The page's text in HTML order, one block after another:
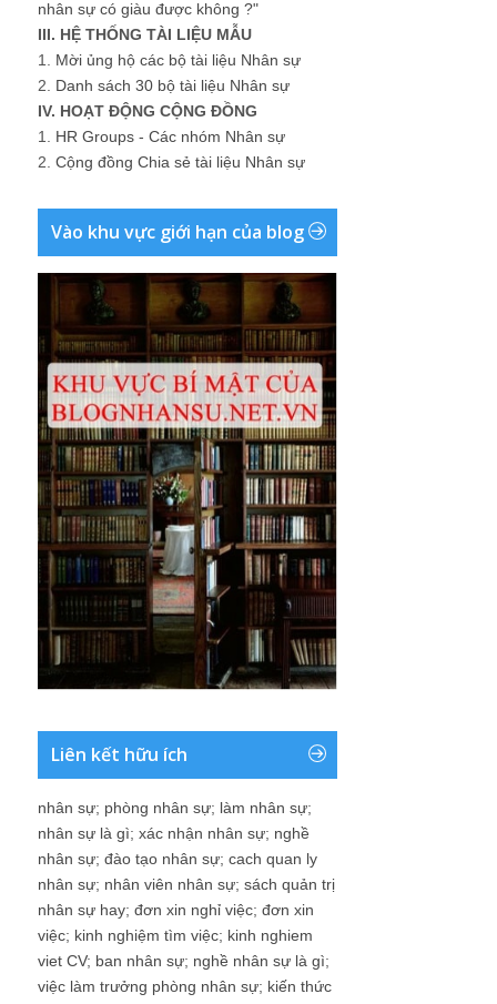
nhân sự có giàu được không ?"
III. HỆ THỐNG TÀI LIỆU MẪU
1. Mời ủng hộ các bộ tài liệu Nhân sự
2. Danh sách 30 bộ tài liệu Nhân sự
IV. HOẠT ĐỘNG CỘNG ĐỒNG
1. HR Groups - Các nhóm Nhân sự
2. Cộng đồng Chia sẻ tài liệu Nhân sự
Vào khu vực giới hạn của blog
Liên kết hữu ích
nhân sự; phòng nhân sự; làm nhân sự;
nhân sự là gì; xác nhận nhân sự; nghề
nhân sự; đào tạo nhân sự; cach quan ly
nhân sự; nhân viên nhân sự; sách quản trị
nhân sự hay; đơn xin nghỉ việc; đơn xin
việc; kinh nghiệm tìm việc; kinh nghiem
viet CV; ban nhân sự; nghề nhân sự là gì;
việc làm trưởng phòng nhân sự; kiến thức